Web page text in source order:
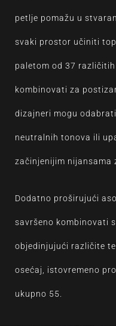
petlje pomažu u
svaki prostor učiniti
paletom od 37
kombinovati za
dizajneri mogu
neutralnih tonova ili
začinjenijim nijansama
Dodatno proširujući
savršeno kombinovati
objedinjujući različite
osećaj, istovremeno
ukupno 55.